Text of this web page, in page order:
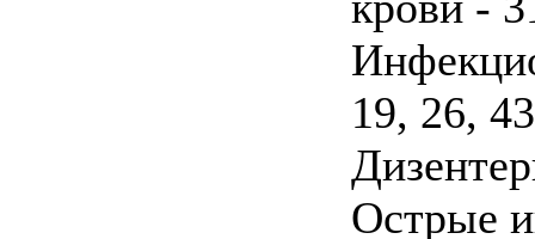
19, 26,
Острые